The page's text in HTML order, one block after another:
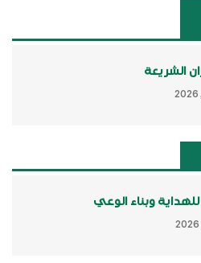
الشريعة
للهداية وبناء الوعي